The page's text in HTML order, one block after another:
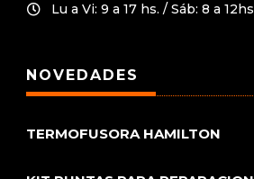
 Lu a Vi: 9 a 17 hs. / Sáb: 8 a
NOVEDADES
TERMOFUSORA HAMILTON